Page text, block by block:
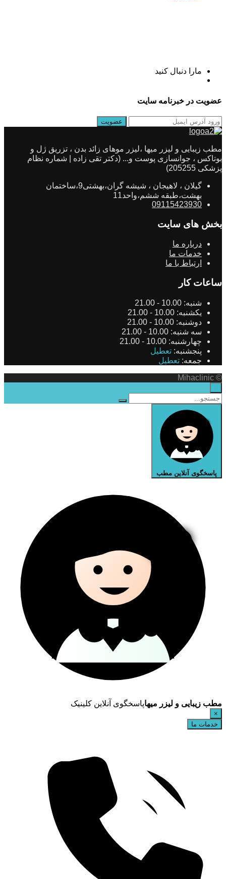
مارا دنبال کنید
عضویت در خبرنامه سایت
مطب زیبایی و لیزر میها ،لیزر موهای زائد بدن ، تزریق ژل و
بوتاکس ، جوانسازی پوست و... (دکتر تقی زاده | شماره نظام
پزشکی 205255)
گیلان ، لاهیجان ، شیشه گران،بهشتی9،ساختمان
بهشت،طبقه ششم،واحد11
09115423930
بخش های سایت
درباره ما
خدمات ما
ارتباط با ما
ساعات کار
شنبه: 10.00 - 21.00
یکشنبه: 10.00 - 21.00
دوشنبه: 10.00 - 21.00
سه شنبه: 10.00 - 21.00
چهارشنبه: 10.00 - 21.00
پنجشنبه: تعطیل
جمعه: تعطیل
© Mihaclinic
پاسخگوی آنلاین مطب
مطب زیبایی و لیزر میهاپاسخگوی آنلاین کلینیک
×
خدمات ما